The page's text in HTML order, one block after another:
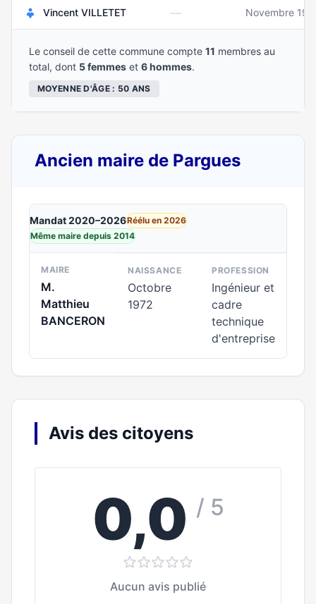
Vincent VILLETET — Novembre
Le conseil de cette commune compte 11 membres au
total, dont 5 femmes et 6 hommes.
MOYENNE D'ÂGE : 50 ANS
Ancien maire de Pargues
Mandat 2020–2026Réélu en 2026
Même maire depuis 2014
MAIRE
M.
Matthieu
BANCERON
NAISSANCE
Octobre
1972
PROFESSION
Ingénieur et
cadre
technique
d'entreprise
Avis des citoyens
0,0 / 5
Aucun avis publié